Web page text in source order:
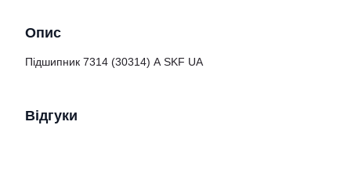
Опис
Підшипник 7314 (30314) А SKF UA
Відгуки